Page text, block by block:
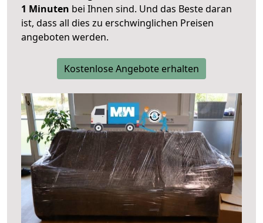
1 Minuten bei Ihnen sind. Und das Beste daran
ist, dass all dies zu erschwinglichen Preisen
angeboten werden.
Kostenlose Angebote erhalten